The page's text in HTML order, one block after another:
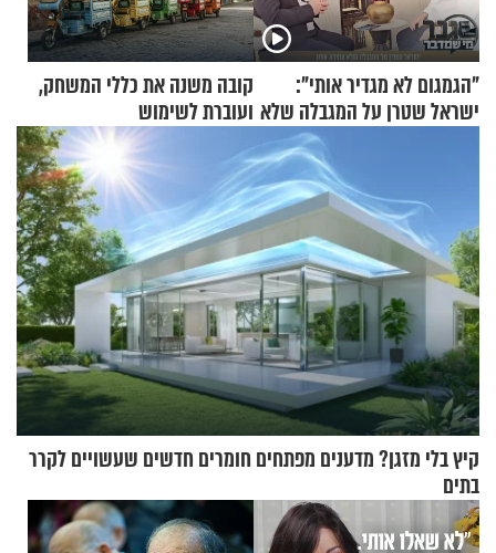
"הגמגום לא מגדיר אותי":
ישראל שטרן על המגבלה שלא
קובה משנה את כללי המשחק,
ועוברת לשימוש
בתלת־אופנועים סולאריים
קיץ בלי מזגן? מדענים מפתחים חומרים חדשים שעשויים לקרר
בתים